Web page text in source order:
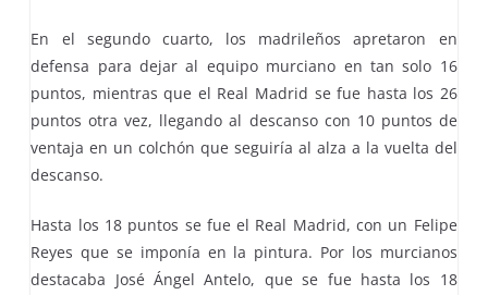
En el segundo cuarto, los madrileños apretaron en
defensa para dejar al equipo murciano en tan solo 16
puntos, mientras que el Real Madrid se fue hasta los 26
puntos otra vez, llegando al descanso con 10 puntos de
ventaja en un colchón que seguiría al alza a la vuelta del
descanso.
Hasta los 18 puntos se fue el Real Madrid, con un Felipe
Reyes que se imponía en la pintura. Por los murcianos
destacaba José Ángel Antelo, que se fue hasta los 18